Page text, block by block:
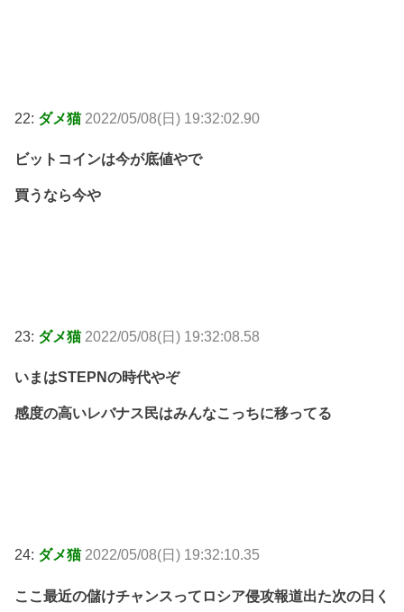
22: ダメ猫 2022/05/08(日) 19:32:02.90
ビットコインは今が底値やで
買うなら今や
23: ダメ猫 2022/05/08(日) 19:32:08.58
いまはSTEPNの時代やぞ
感度の高いレバナス民はみんなこっちに移ってる
24: ダメ猫 2022/05/08(日) 19:32:10.35
ここ最近の儲けチャンスってロシア侵攻報道出た次の日く